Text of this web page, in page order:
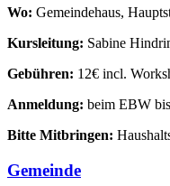
Wo: Gemeindehaus,
Kursleitung: Sabine
Gebühren: 12€ incl.
Anmeldung: beim EBW
Bitte Mitbringen:
Gemeinde